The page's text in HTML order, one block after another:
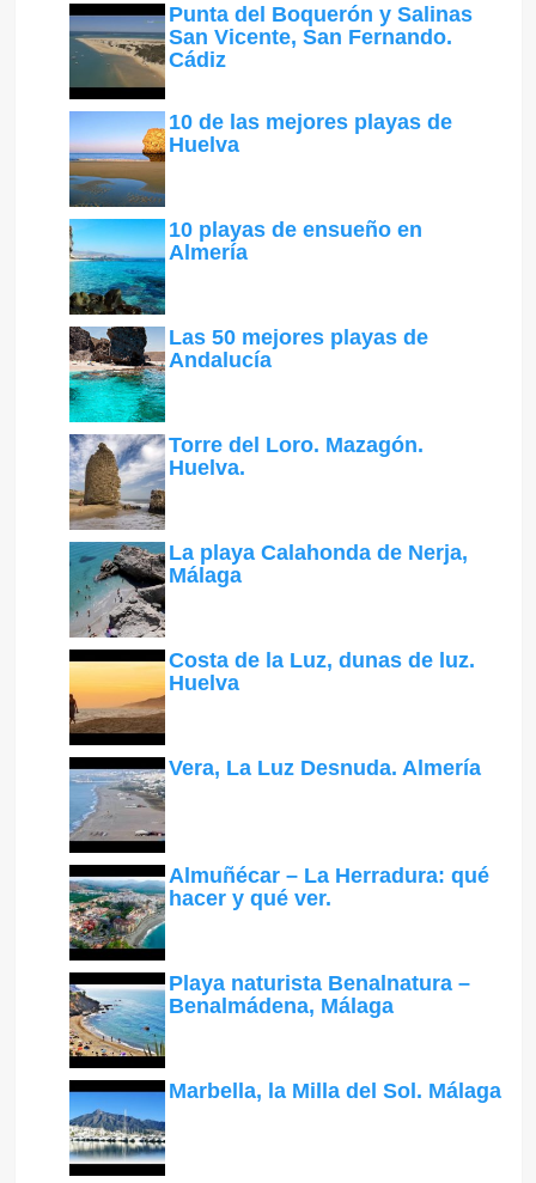
Punta del Boquerón y Salinas
San Vicente, San Fernando.
Cádiz
10 de las mejores playas de
Huelva
10 playas de ensueño en
Almería
Las 50 mejores playas de
Andalucía
Torre del Loro. Mazagón.
Huelva.
La playa Calahonda de Nerja,
Málaga
Costa de la Luz, dunas de luz.
Huelva
Vera, La Luz Desnuda. Almería
Almuñécar – La Herradura: qué
hacer y qué ver.
Playa naturista Benalnatura –
Benalmádena, Málaga
Marbella, la Milla del Sol. Málaga